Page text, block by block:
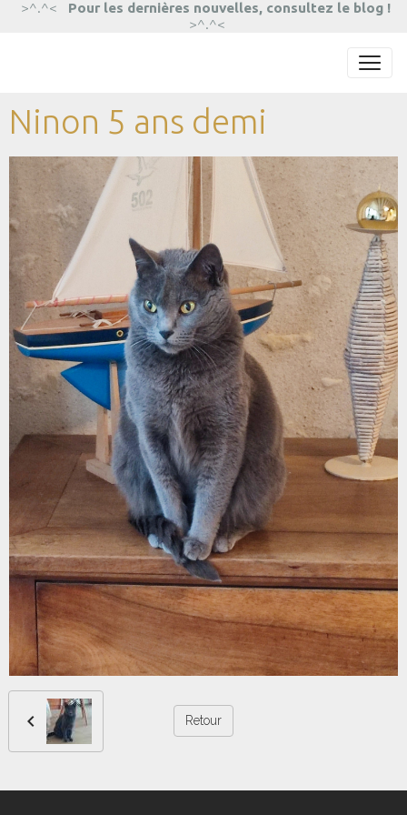
>^.^<
Pour les dernières nouvelles, consultez le blog !
>^.^<
Ninon 5 ans demi
Retour